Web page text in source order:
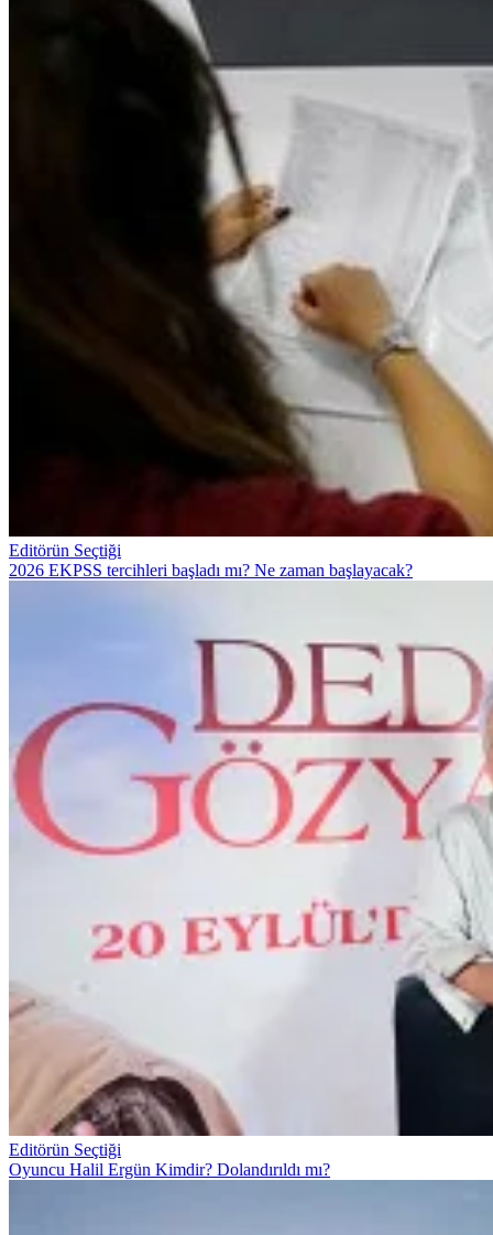
Editörün Seçtiği
2026 EKPSS tercihleri başladı mı? Ne zaman başlayacak?
Editörün Seçtiği
Oyuncu Halil Ergün Kimdir? Dolandırıldı mı?